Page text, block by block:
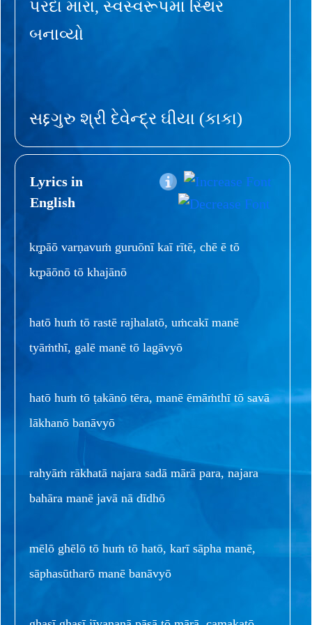
પરદા મારા, સ્વસ્વરૂપમાં સ્થિર
બનાવ્યો
સદ્દગુરુ શ્રી દેવેન્દ્ર ઘીયા (કાકા)
Lyrics in
English
kr̥pāō varṇavuṁ guruōnī kaī rītē, chē ē tō
kr̥pāōnō tō khajānō
hatō huṁ tō rastē rajhalatō, uṁcakī manē
tyāṁthī, galē manē tō lagāvyō
hatō huṁ tō ṭakānō tēra, manē ēmāṁthī tō savā
lākhanō banāvyō
rahyāṁ rākhatā najara sadā mārā para, najara
bahāra manē javā nā dīdhō
mēlō ghēlō tō huṁ tō hatō, karī sāpha manē,
sāphasūtharō manē banāvyō